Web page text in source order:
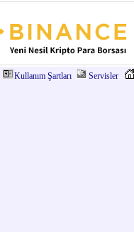
Kullanım Şartları Servisler